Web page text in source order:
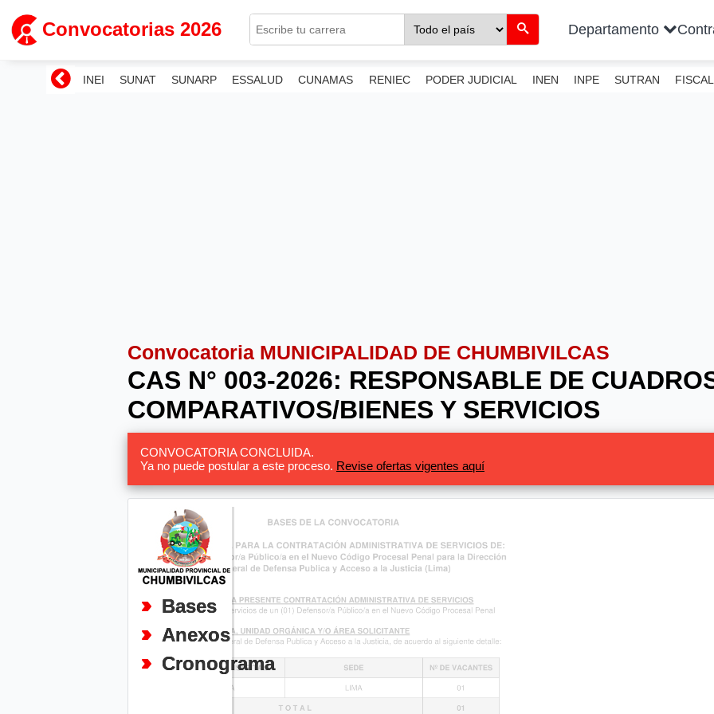
Convocatorias 2026 Departamento
INEI SUNAT SUNARP ESSALUD CUNAMAS RENIEC PODER JUDICIAL INEN INPE SUTRAN
Convocatoria MUNICIPALIDAD DE CHUMBIVILCAS
CAS N° 003-2026: RESPONSABLE DE
COMPARATIVOS/BIENES Y SERVICIOS
CONVOCATORIA CONCLUIDA.
Ya no puede postular a este proceso. Revise ofertas vigentes aquí
Bases
Anexos
Cronograma